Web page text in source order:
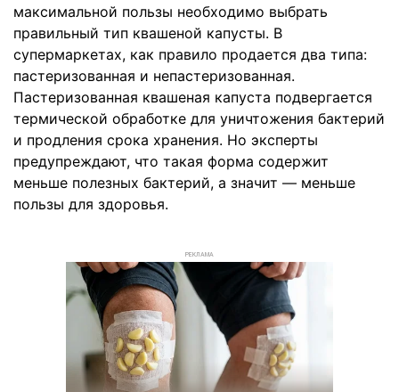
максимальной пользы необходимо выбрать
правильный тип квашеной капусты. В
супермаркетах, как правило продается два типа:
пастеризованная и непастеризованная.
Пастеризованная квашеная капуста подвергается
термической обработке для уничтожения бактерий
и продления срока хранения. Но эксперты
предупреждают, что такая форма содержит
меньше полезных бактерий, а значит — меньше
пользы для здоровья.
РЕКЛАМА